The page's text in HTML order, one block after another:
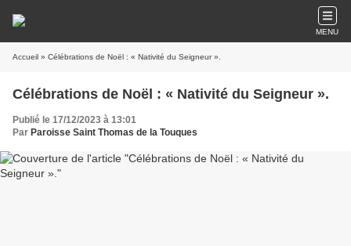
MENU
Accueil » Célébrations de Noël : « Nativité du Seigneur ».
Célébrations de Noël : « Nativité du Seigneur ».
Publié le 17/12/2023 à 13:01
Par Paroisse Saint Thomas de la Touques